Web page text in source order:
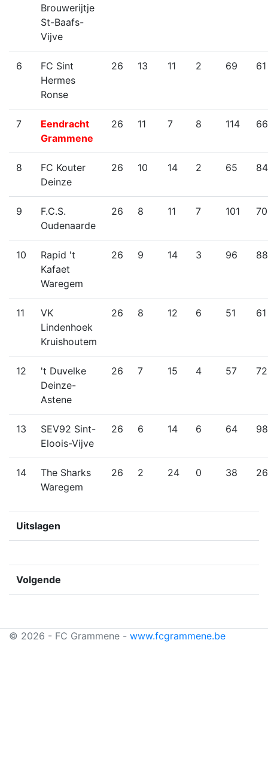
Brouwerijtje
St-Baafs-
Vijve
6
FC Sint
Hermes
Ronse
26 13 11 2 69 61
7
Eendracht
Grammene
26 11 7 8 114 66
8
FC Kouter
Deinze
26 10 14 2 65 84
9
F.C.S.
Oudenaarde
26 8 11 7 101 70
10
Rapid 't
Kafaet
Waregem
26 9 14 3 96 88
11
VK
Lindenhoek
Kruishoutem
26 8 12 6 51 61
12
't Duvelke
Deinze-
Astene
26 7 15 4 57 72
13
SEV92 Sint-
Eloois-Vijve
26 6 14 6 64 98
14
The Sharks
Waregem
26 2 24 0 38
Uitslagen
Volgende
© 2026 - FC Grammene - www.fcgrammene.be